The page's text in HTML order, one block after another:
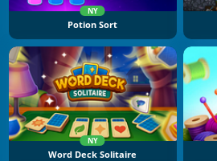
NY
Potion Sort
NY
Word Deck Solitaire